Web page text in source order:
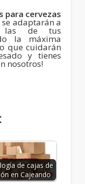
para cervezas
adaptarán a
las de tus
la máxima
que cuidarán
y tienes
nosotros!
de cajas de
en Cajeando